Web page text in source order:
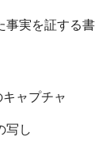
事実を証する書
ャプチャ
写し